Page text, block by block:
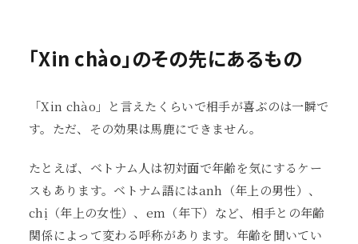
「Xin chào」のその先にあるもの
「Xin chào」と言えたくらいで相手が喜ぶのは一瞬で
す。ただ、その効果は馬鹿にできません。
たとえば、ベトナム人は初対面で年齢を気にするケー
スもあります。ベトナム語にはanh（年上の男性）、
chị（年上の女性）、em（年下）など、相手との年齢
関係によって変わる呼称があります。年齢を聞いてい